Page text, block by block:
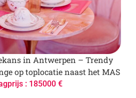
in Antwerpen – Trendy
op toplocatie naast het MAS
: 185000 €